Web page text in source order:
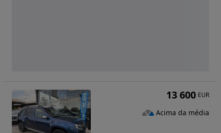
13 600 EUR
Acima da média